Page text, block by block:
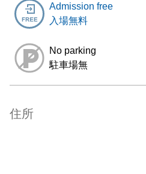
Admission free
入場無料
No parking
駐車場無
住所